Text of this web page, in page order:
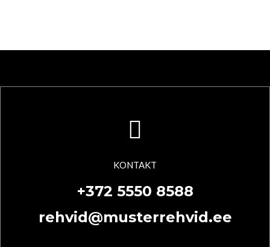
KONTAKT
+372 5550 8588
rehvid@musterrehvid.ee